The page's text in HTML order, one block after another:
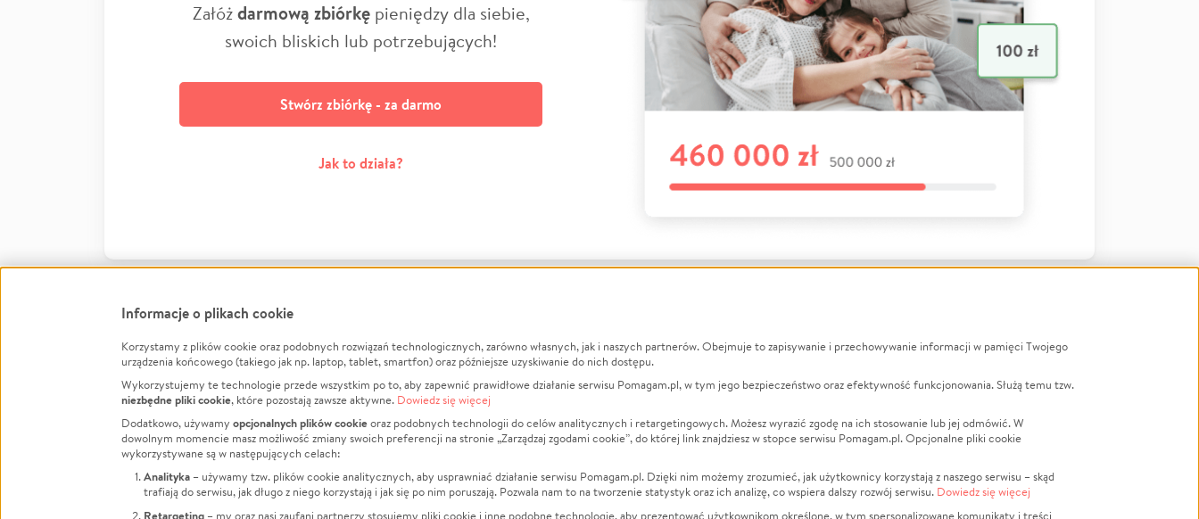
Załóżdarmową zbiórkępieniędzy dla siebie,
swoich bliskich lub potrzebujących!
Stwórz zbiórkę - za darmo
Jak to działa?
FacebookTwitter Instagram
LinkedInTikTok Youtube
Informacje
Jak to działa?
Regulamin
Polityka Prywatności
Kontakt
Porównanie serwisów
O nas
Opinie
Raporty
Za darmo
Dla NGO
Fundacja Pomagam.pl
Zbieraj na
Leczenie
Zwierzęta
Pożar
Sport
Pomoc Finansowa
LGBTQ+
Powódź
Wichura
Religia
Edukacja
Informacje o plikach cookie
Korzystamy z plików cookie oraz podobnych rozwiązań technologicznych, zarówno własnych, jak i naszych partnerów. Obejmuje to zapisywanie i przechowywanie informacji w pamięci Twojego
urządzenia końcowego (takiego jak np. laptop, tablet, smartfon) oraz późniejsze uzyskiwanie do nich dostępu.
Wykorzystujemy te technologie przede wszystkim po to, aby zapewnić prawidłowe działanie serwisu Pomagam.pl, w tym jego bezpieczeństwo oraz efektywność funkcjonowania. Służą temu tzw.
niezbędne pliki cookie, które pozostają zawsze aktywne. Dowiedz się więcej
Dodatkowo, używamy opcjonalnych plików cookieoraz podobnych technologii do celów analitycznych i retargetingowych. Możesz wyrazić zgodę na ich stosowanie lub jej odmówić. W
dowolnym momencie masz możliwość zmiany swoich preferencji na stronie „Zarządzaj zgodami cookie”, do której link znajdziesz w stopce serwisu Pomagam.pl. Opcjonalne pliki cookie
wykorzystywane są w następujących celach:
Analityka – używamy tzw. plików cookie analitycznych, aby usprawniać działanie serwisu Pomagam.pl. Dzięki nim możemy zrozumieć, jak użytkownicy korzystają z naszego serwisu – skąd
trafiają do serwisu, jak długo z niego korzystają i jak się po nim poruszają. Pozwala nam to na tworzenie statystyk oraz ich analizę, co wspiera dalszy rozwój serwisu. Dowiedz się więcej
Retargeting – my oraz nasi zaufani partnerzy stosujemy pliki cookie i inne podobne technologie, aby prezentować użytkownikom określone, w tym spersonalizowane komunikaty i treści